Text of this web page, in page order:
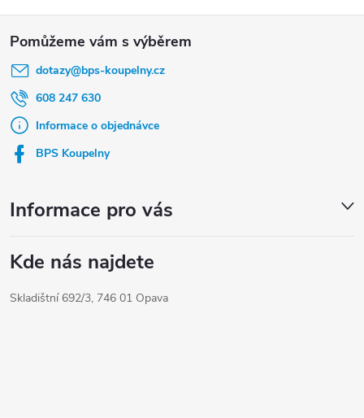
dotazy@bps-koupelny.cz
608 247 630
Informace o objednávce
BPS Koupelny
Informace pro vás
Kde nás najdete
Skladištní 692/3, 746 01 Opava